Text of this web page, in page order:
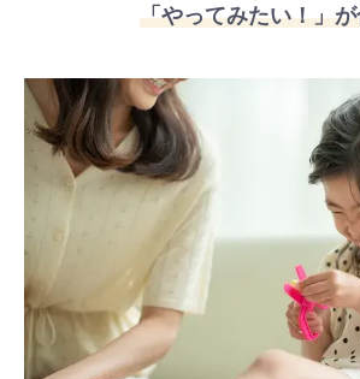
「やってみたい！」